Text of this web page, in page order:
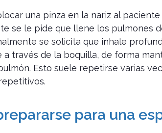
una pinza en la nariz al
se le pide que llene los pulmones
se solicita que inhale
a través de la boquilla, de forma
Esto suele repetirse varias
para una